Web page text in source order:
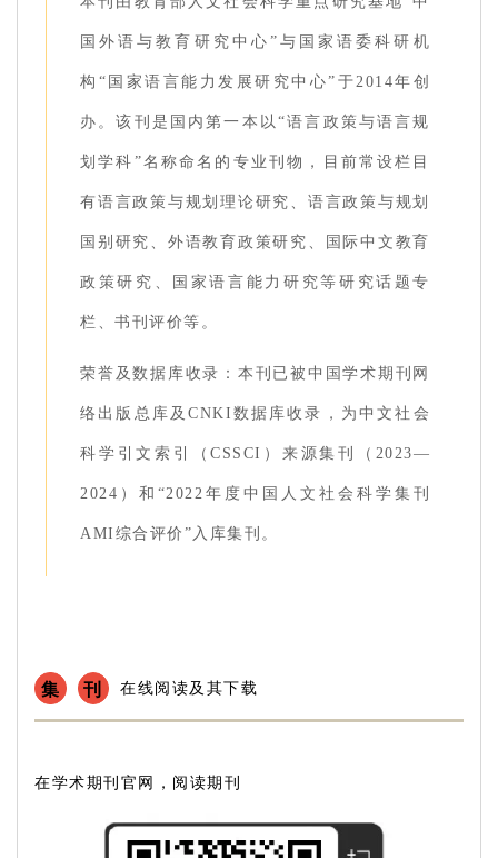
国外语与教育研究中心”与国家语委科研机
构“国家语言能力发展研究中心”于2014年创
办。该刊是国内第一本以“语言政策与语言规
划学科”名称命名的专业刊物，目前常设栏目
有语言政策与规划理论研究、语言政策与规划
国别研究、外语教育政策研究、国际中文教育
政策研究、国家语言能力研究等研究话题专
栏、书刊评价等。
荣誉及数据库收录：本刊已被中国学术期刊网
络出版总库及CNKI数据库收录，为中文社会
科学引文索引（CSSCI）来源集刊（2023—
2024）和“2022年度中国人文社会科学集刊
AMI综合评价”入库集刊。
集 刊 在线阅读及其下载
在学术期刊官网，阅读期刊